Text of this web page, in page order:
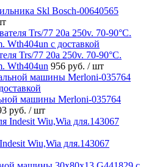
Skl Bosch-00640565
Trs/77 20a 250v. 70-90°C.
Wth404un 956 руб. / шт
машины Merloni-035764
руб. / шт
Wiu,Wia для.143067